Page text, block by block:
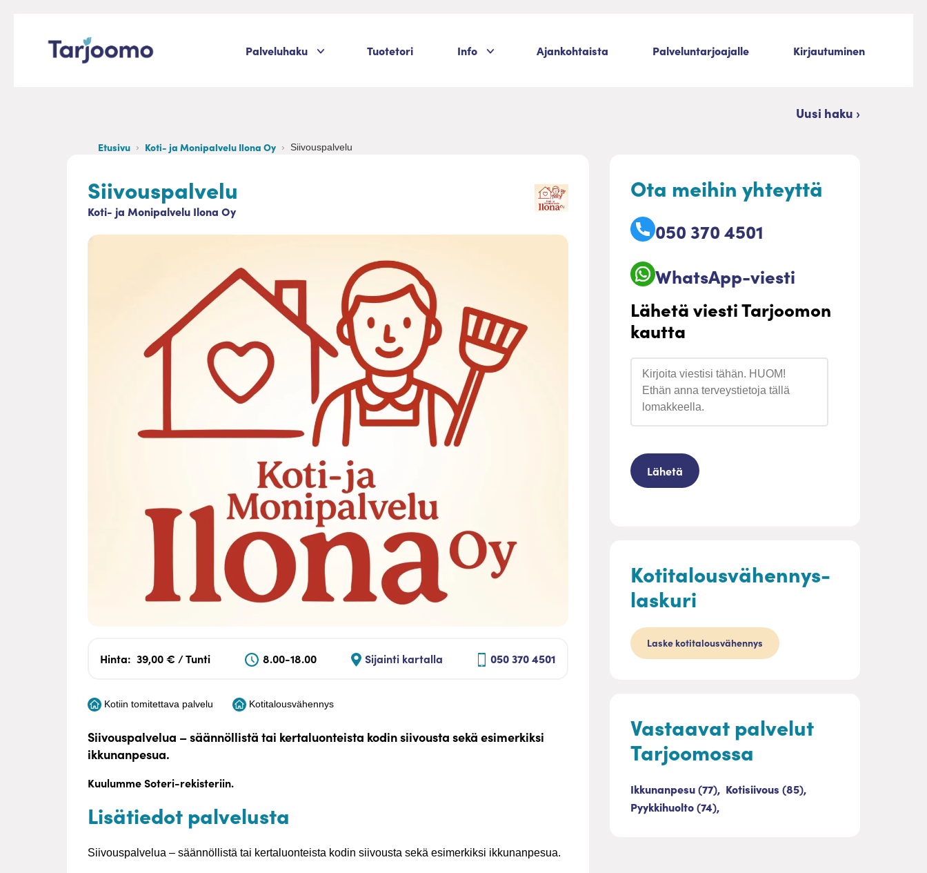
Palveluhaku Palvelukategoriat
Tuotetori Info Palvelukategoriat
Ajankohtaista Palveluntarjoajalle Kirjautuminen
Uusi haku ›
Etusivu Koti- ja Monipalvelu Ilona Oy Siivouspalvelu
Siivouspalvelu
Koti- ja Monipalvelu Ilona Oy
Hinta: 39,00 € / Tunti 8.00-18.00 Sijainti kartalla 050 370 4501
Kotiin tomitettava palvelu Kotitalousvähennys
Siivouspalvelua – säännöllistä tai kertaluonteista kodin siivousta sekä esimerkiksi
ikkunanpesua.
Kuulumme Soteri-rekisteriin.
Lisätiedot palvelusta
Siivouspalvelua – säännöllistä tai kertaluonteista kodin siivousta sekä esimerkiksi ikkunanpesua.
Vastaavat palvelut
Tarjoomossa
Ikkunanpesu (77), Kotisiivous (85),
Pyykkihuolto (74),
Ota meihin yhteyttä
050 370 4501
WhatsApp-viesti
Lähetä viesti Tarjoomon
kautta
Kotitalousvähennys-
laskuri
Laske kotitalousvähennys